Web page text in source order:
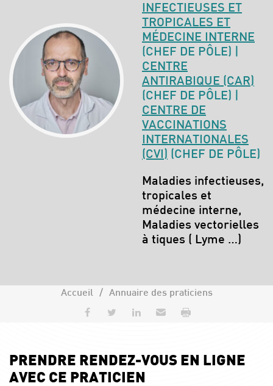
INFECTIEUSES ET
TROPICALES ET
MÉDECINE INTERNE
(CHEF DE PÔLE) |
CENTRE
ANTIRABIQUE (CAR)
(CHEF DE PÔLE) |
CENTRE DE
VACCINATIONS
INTERNATIONALES
(CVI) (CHEF DE PÔLE)
Spécialités :
Maladies infectieuses,
tropicales et
médecine interne,
Maladies vectorielles
à tiques ( Lyme …)
Accueil Annuaire des praticiens
Partager sur Facebook
Partager sur Twitter
Partager sur LinkedIn
Envoyer par e-mail
PRENDRE RENDEZ-VOUS EN LIGNE
AVEC CE PRATICIEN